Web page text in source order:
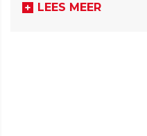
LEES MEER